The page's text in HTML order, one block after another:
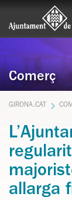
Comerç
GIRONA.CAT
allarga